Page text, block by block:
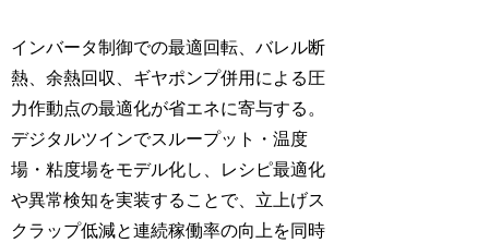
インバータ制御での最適回転、バレル断
熱、余熱回収、ギヤポンプ併用による圧
力作動点の最適化が省エネに寄与する。
デジタルツインでスループット・温度
場・粘度場をモデル化し、レシピ最適化
や異常検知を実装することで、立上げス
クラップ低減と連続稼働率の向上を同時